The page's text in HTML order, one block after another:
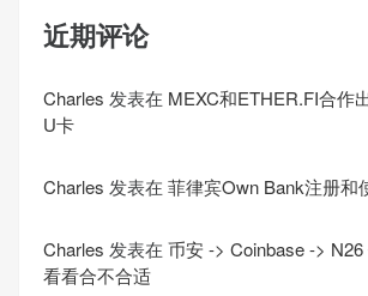
近期评论
Charles 发表在 MEXC和ETHER.FI合作
U卡
Charles 发表在 菲律宾Own Bank注册和
Charles 发表在 币安 -> Coinbase ->
看看合不合适